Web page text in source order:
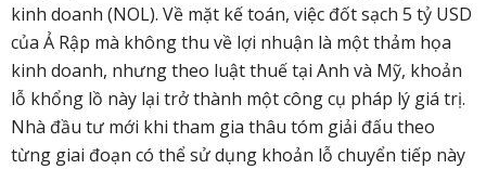
kinh doanh (NOL). Về mặt kế toán, việc đốt sạch 5 tỷ USD
của Ả Rập mà không thu về lợi nhuận là một thảm họa
kinh doanh, nhưng theo luật thuế tại Anh và Mỹ, khoản
lỗ khổng lồ này lại trở thành một công cụ pháp lý giá trị.
Nhà đầu tư mới khi tham gia thâu tóm giải đấu theo
từng giai đoạn có thể sử dụng khoản lỗ chuyển tiếp này